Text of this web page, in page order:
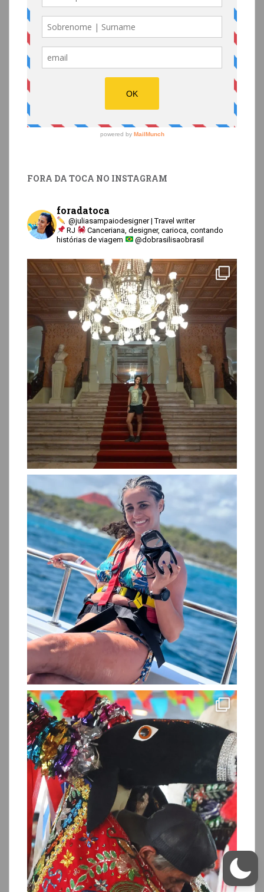
FORA DA TOCA NO INSTAGRAM
foradatoca
@juliasampaiodesigner | Travel writer
RJ
Canceriana, designer, carioca, contando
histórias de viagem
@dobrasilisaobrasil